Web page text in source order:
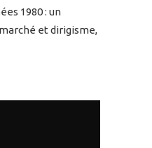
1980 : un
et dirigisme,